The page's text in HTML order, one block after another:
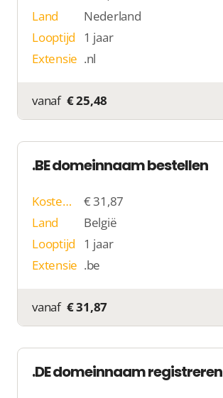
Land
Nederland
Looptijd
1 jaar
Extensie .nl
vanaf € 25,48
.BE domeinnaam bestellen
Kosten p/j
€ 31,87
Land
België
Looptijd
1 jaar
Extensie .be
vanaf € 31,87
.DE domeinnaam registreren